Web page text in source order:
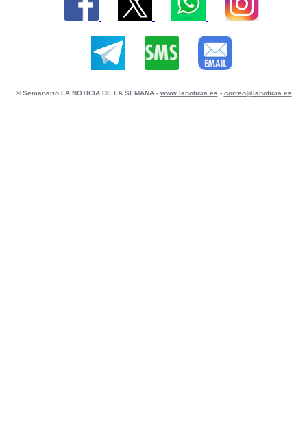
© Semanario LA NOTICIA DE LA SEMANA - www.lanoticia.es - correo@lanoticia.es